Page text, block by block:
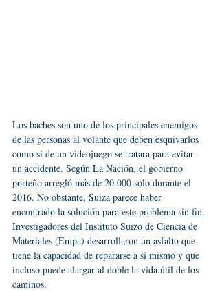
Los baches son uno de los principales enemigos
de las personas al volante que deben esquivarlos
como si de un videojuego se tratara para evitar
un accidente. Según La Nación, el gobierno
porteño arregló más de 20.000 solo durante el
2016. No obstante, Suiza parece haber
encontrado la solución para este problema sin fin.
Investigadores del Instituto Suizo de Ciencia de
Materiales (Empa) desarrollaron un asfalto que
tiene la capacidad de repararse a sí mismo y que
incluso puede alargar al doble la vida útil de los
caminos.